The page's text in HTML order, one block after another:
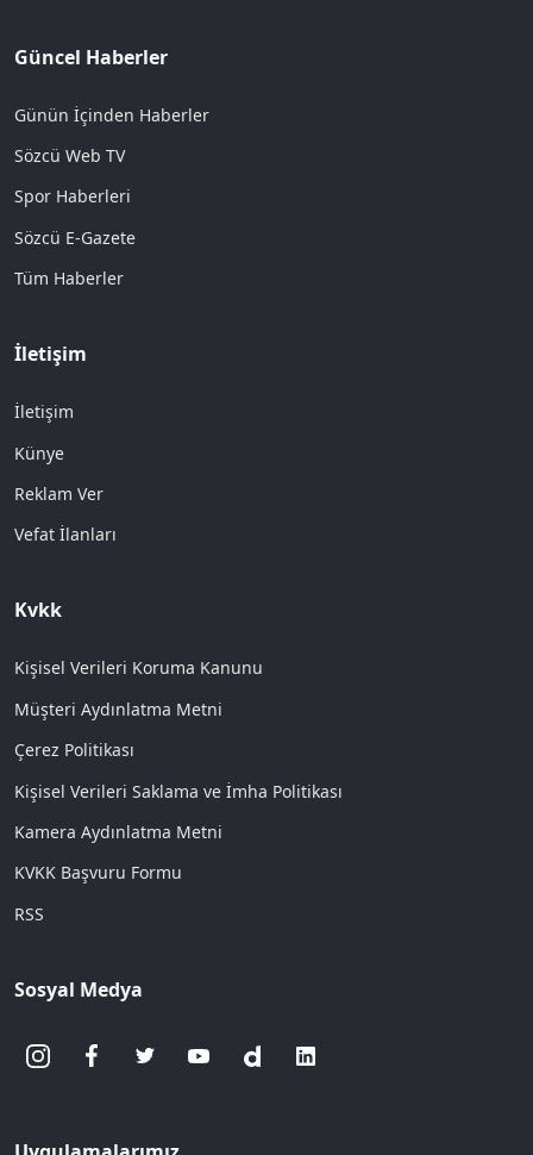
Güncel Haberler
Günün İçinden Haberler
Sözcü Web TV
Spor Haberleri
Sözcü E-Gazete
Tüm Haberler
İletişim
İletişim
Künye
Reklam Ver
Vefat İlanları
Kvkk
Kişisel Verileri Koruma Kanunu
Müşteri Aydınlatma Metni
Çerez Politikası
Kişisel Verileri Saklama ve İmha Politikası
Kamera Aydınlatma Metni
KVKK Başvuru Formu
RSS
Sosyal Medya